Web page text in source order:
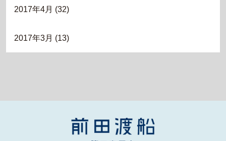
2017年4月 (32)
2017年3月 (13)